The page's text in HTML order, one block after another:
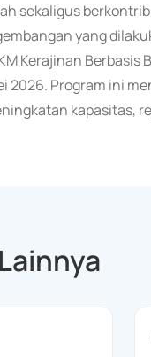
sekaligus
yang
Kerajinan
2026. Program ini
kapasitas,